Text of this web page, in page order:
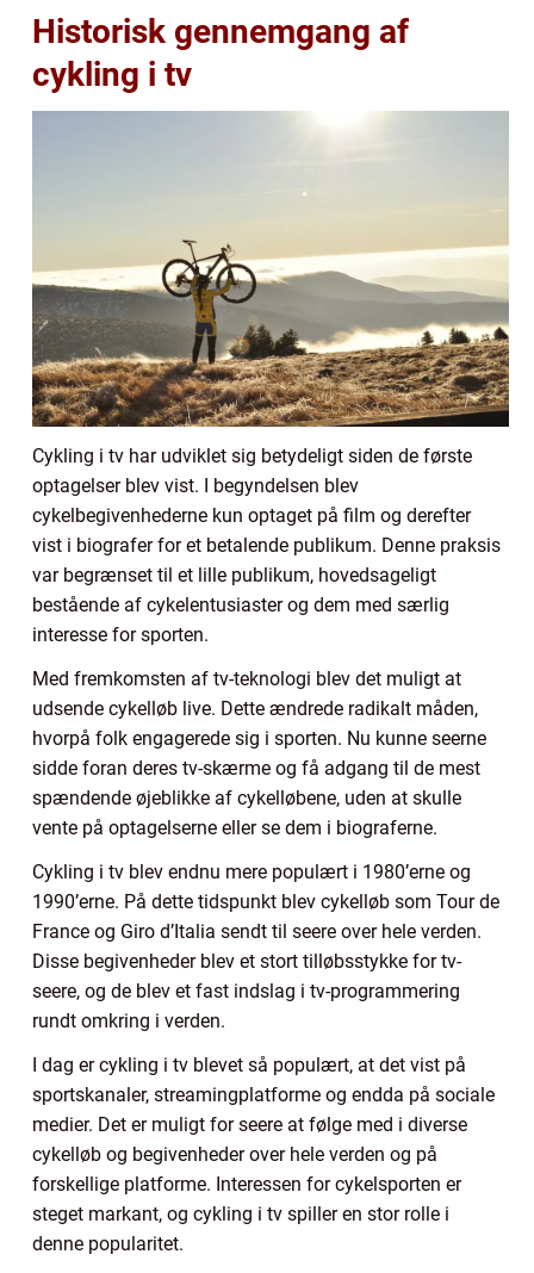
Historisk gennemgang af
cykling i tv
Cykling i tv har udviklet sig betydeligt siden de første
optagelser blev vist. I begyndelsen blev
cykelbegivenhederne kun optaget på film og derefter
vist i biografer for et betalende publikum. Denne praksis
var begrænset til et lille publikum, hovedsageligt
bestående af cykelentusiaster og dem med særlig
interesse for sporten.
Med fremkomsten af tv-teknologi blev det muligt at
udsende cykelløb live. Dette ændrede radikalt måden,
hvorpå folk engagerede sig i sporten. Nu kunne seerne
sidde foran deres tv-skærme og få adgang til de mest
spændende øjeblikke af cykelløbene, uden at skulle
vente på optagelserne eller se dem i biograferne.
Cykling i tv blev endnu mere populært i 1980’erne og
1990’erne. På dette tidspunkt blev cykelløb som Tour de
France og Giro d’Italia sendt til seere over hele verden.
Disse begivenheder blev et stort tilløbsstykke for tv-
seere, og de blev et fast indslag i tv-programmering
rundt omkring i verden.
I dag er cykling i tv blevet så populært, at det vist på
sportskanaler, streamingplatforme og endda på sociale
medier. Det er muligt for seere at følge med i diverse
cykelløb og begivenheder over hele verden og på
forskellige platforme. Interessen for cykelsporten er
steget markant, og cykling i tv spiller en stor rolle i
denne popularitet.